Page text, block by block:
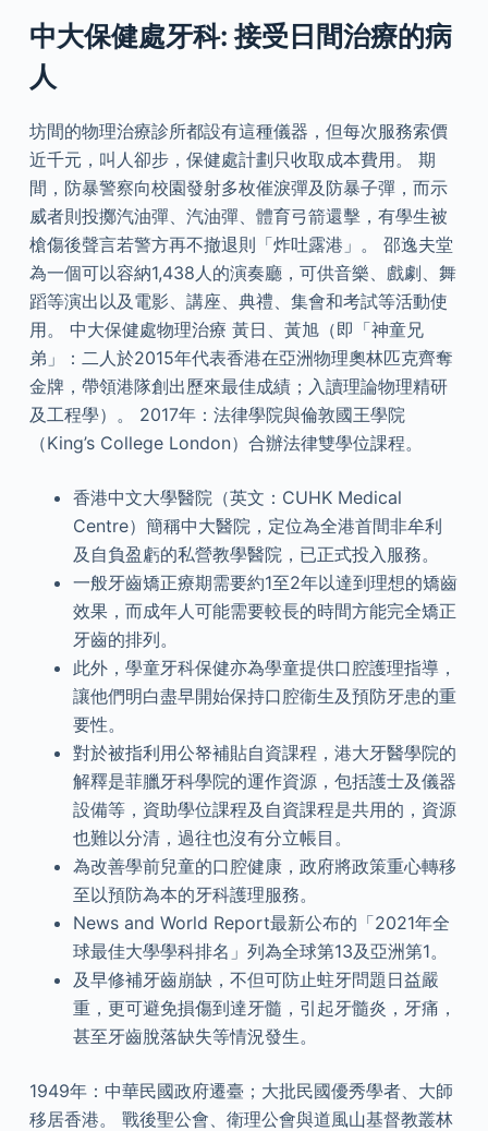
中大保健處牙科: 接受日間治療的病
人
坊間的物理治療診所都設有這種儀器，但每次服務索價
近千元，叫人卻步，保健處計劃只收取成本費用。 期
間，防暴警察向校園發射多枚催淚彈及防暴子彈，而示
威者則投擲汽油彈、汽油彈、體育弓箭還擊，有學生被
槍傷後聲言若警方再不撤退則「炸吐露港」。 邵逸夫堂
為一個可以容納1,438人的演奏廳，可供音樂、戲劇、舞
蹈等演出以及電影、講座、典禮、集會和考試等活動使
用。 中大保健處物理治療 黃日、黃旭（即「神童兄
弟」：二人於2015年代表香港在亞洲物理奧林匹克齊奪
金牌，帶領港隊創出歷來最佳成績；入讀理論物理精研
及工程學）。 2017年：法律學院與倫敦國王學院
（King’s College London）合辦法律雙學位課程。
香港中文大學醫院（英文：CUHK Medical
Centre）簡稱中大醫院，定位為全港首間非牟利
及自負盈虧的私營教學醫院，已正式投入服務。
一般牙齒矯正療期需要約1至2年以達到理想的矯齒
效果，而成年人可能需要較長的時間方能完全矯正
牙齒的排列。
此外，學童牙科保健亦為學童提供口腔護理指導，
讓他們明白盡早開始保持口腔衞生及預防牙患的重
要性。
對於被指利用公帑補貼自資課程，港大牙醫學院的
解釋是菲臘牙科學院的運作資源，包括護士及儀器
設備等，資助學位課程及自資課程是共用的，資源
也難以分清，過往也沒有分立帳目。
為改善學前兒童的口腔健康，政府將政策重心轉移
至以預防為本的牙科護理服務。
News and World Report最新公布的「2021年全
球最佳大學學科排名」列為全球第13及亞洲第1。
及早修補牙齒崩缺，不但可防止蛀牙問題日益嚴
重，更可避免損傷到達牙髓，引起牙髓炎，牙痛，
甚至牙齒脫落缺失等情況發生。
1949年：中華民國政府遷臺；大批民國優秀學者、大師
移居香港。 戰後聖公會、衛理公會與道風山基督教叢林